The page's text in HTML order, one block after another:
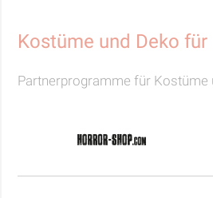
Kostüme und Deko
Partnerprogramme für Kostüme